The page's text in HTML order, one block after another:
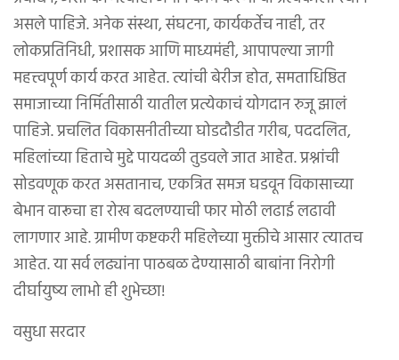
असले पाहिजे. अनेक संस्था, संघटना, कार्यकर्तेच नाही, तर
लोकप्रतिनिधी, प्रशासक आणि माध्यमंही, आपापल्या जागी
महत्त्वपूर्ण कार्य करत आहेत. त्यांची बेरीज होत, समताधिष्ठित
समाजाच्या निर्मितीसाठी यातील प्रत्येकाचं योगदान रुजू झालं
पाहिजे. प्रचलित विकासनीतीच्या घोडदौडीत गरीब, पददलित,
महिलांच्या हिताचे मुद्दे पायदळी तुडवले जात आहेत. प्रश्नांची
सोडवणूक करत असतानाच, एकत्रित समज घडवून विकासाच्या
बेभान वारूचा हा रोख बदलण्याची फार मोठी लढाई लढावी
लागणार आहे. ग्रामीण कष्टकरी महिलेच्या मुक्तीचे आसार त्यातच
आहेत. या सर्व लढ्यांना पाठबळ देण्यासाठी बाबांना निरोगी
दीर्घायुष्य लाभो ही शुभेच्छा!
वसुधा सरदार